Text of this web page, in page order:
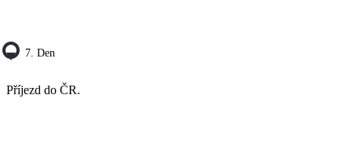
7. Den
Příjezd do ČR.